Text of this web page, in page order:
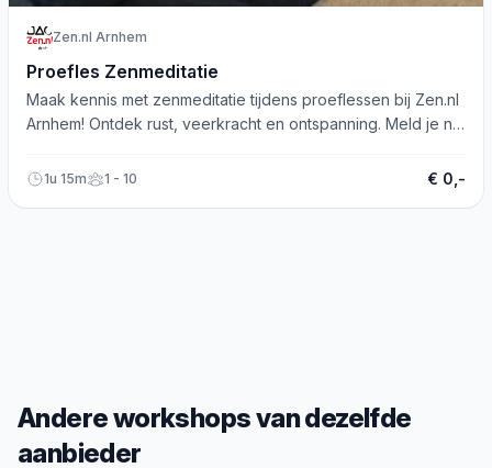
Zen.nl Arnhem
Proefles Zenmeditatie
Maak kennis met zenmeditatie tijdens proeflessen bij Zen.nl
Arnhem! Ontdek rust, veerkracht en ontspanning. Meld je nu
1u 15m 1 - 10 € 0,-
Andere workshops van dezelfde
aanbieder